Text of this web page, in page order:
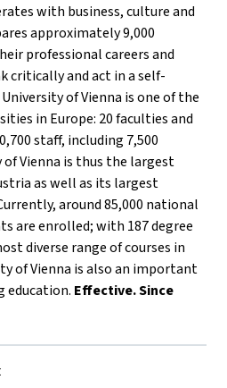
with business, culture and
approximately 9,000
professional careers and
critically and act in a self-
of Vienna is one of the
in Europe: 20 faculties and
staff, including 7,500
Vienna is thus the largest
as well as its largest
around 85,000 national
are enrolled; with 187 degree
diverse range of courses in
of Vienna is also an important
Effective. Since